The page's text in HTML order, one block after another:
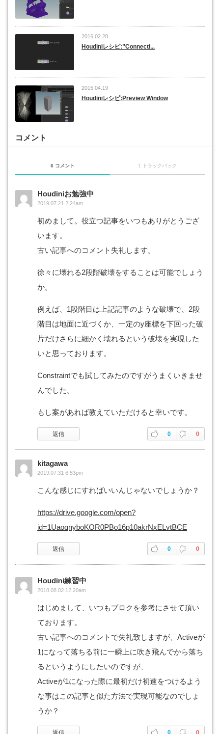
2016.02.28
Houdiniレシピ:”Connecti...
2015.04.19
Houdiniレシピ:Preview Window
コメント
6 コメント 1 トラックバック
Houdiniお勉強中
2019.07.21 2:24am
初めまして。役立つ記事をいつもありがとうござ
います。
古い記事へのコメント失礼します。
徐々に壊れる2段階破壊をすることは可能でしょう
か。
例えば、1段階目は上記記事のような破壊で、2段
階目は地面に近づくか、一定のy座標を下回った破
片だけさらに細かく壊れるという破壊を実現した
いと思っております。
Constraintでも試してみたのですがうまくいきませ
んでした。
もし案があれば教えていただけると幸いです。
返信 0 0
kitagawa
2019.07.31 6:53pm
こんな感じにすればいいんじゃないでしょうか？
https://drive.google.com/open?
id=1UaoqnyboKOR0PBo16p10akrNxELvtBCE
返信 0 0
Houdini練習中
2018.08.02 12:20am
はじめまして、いつもブロクを参考にさせて頂い
ております。
古い記事へのコメントで失礼致しますが、Activeが
1になって落ちる前に一瞬上に吹き飛んでから落ち
るというようにしたいのですが、
Activeが1になった際に最初だけ初速をつけるよう
な事はこの記事と似た方法で実現可能なのでしょ
うか？
返信 0 0